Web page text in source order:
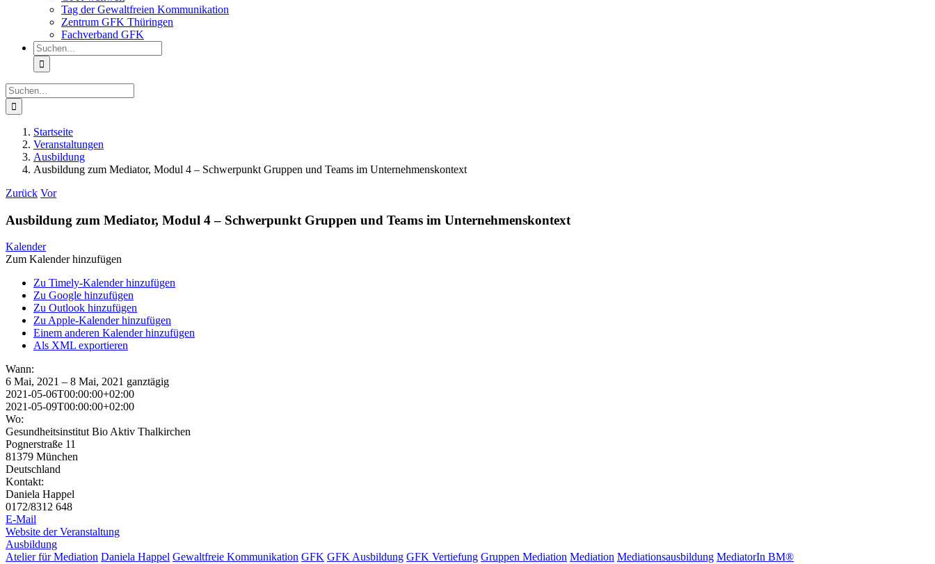
Tag der Gewaltfreien Kommunikation
Zentrum GFK Thüringen
Fachverband GFK
Suche
nach:
Suche
nach:
Startseite
Veranstaltungen
Ausbildung
Ausbildung zum Mediator, Modul 4 – Schwerpunkt Gruppen und Teams im Unternehmenskontext
Zurück Vor
Ausbildung zum Mediator, Modul 4 – Schwerpunkt Gruppen und Teams im Unternehmenskontext
Kalender
Zum Kalender hinzufügen
Zu Timely-Kalender hinzufügen
Zu Google hinzufügen
Zu Outlook hinzufügen
Zu Apple-Kalender hinzufügen
Einem anderen Kalender hinzufügen
Als XML exportieren
Wann:
6 Mai, 2021 – 8 Mai, 2021 ganztägig
2021-05-06T00:00:00+02:00
2021-05-09T00:00:00+02:00
Wo:
Gesundheitsinstitut Bio Aktiv Thalkirchen
Pognerstraße 11
81379 München
Deutschland
Kontakt:
Daniela Happel
0172/8312 648
E-Mail
Website der Veranstaltung
Ausbildung
Atelier für Mediation Daniela Happel Gewaltfreie Kommunikation GFK GFK Ausbildung GFK Vertiefung Gruppen Mediation Mediation Mediationsausbildung MediatorIn BM®